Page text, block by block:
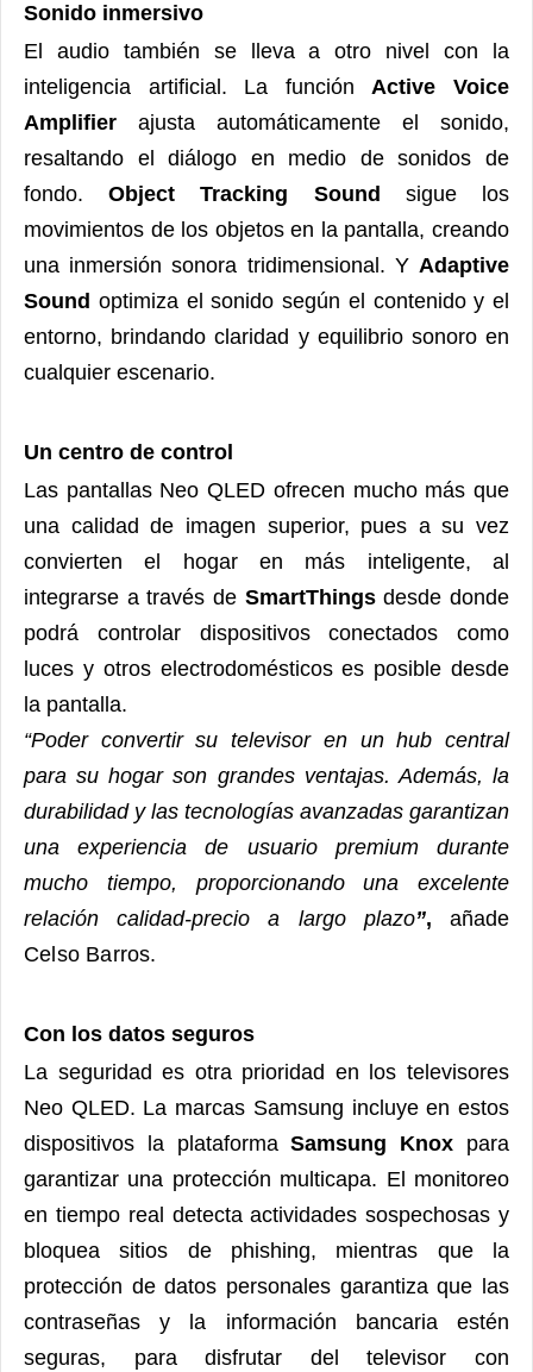
Sonido inmersivo
El audio también se lleva a otro nivel con la
inteligencia artificial. La funciónActive Voice
Amplifier ajusta automáticamente el sonido,
resaltando el diálogo en medio de sonidos de
fondo.Object Tracking Sound
sigue los
movimientos de los objetos en la pantalla, creando
una inmersión sonora tridimensional. Y Adaptive
Sound optimiza el sonido según el contenido y el
entorno, brindando claridad y equilibrio sonoro en
cualquier escenario.
Un centro de control
Las pantallas Neo QLED ofrecen mucho más que
una calidad de imagen superior, pues a su vez
convierten el hogar en más inteligente, al
integrarse a través de SmartThingsdesde donde
podrá controlar dispositivos conectados como
luces y otros electrodomésticos es posible desde
la pantalla.
“Poder convertir su televisor en un hub central
para su hogar son grandes ventajas. Además, la
durabilidad y las tecnologías avanzadas garantizan
una experiencia de usuario premium durante
mucho tiempo, proporcionando una excelente
relación calidad-precio a largo plazo”,añade
Celso Barros.
Con los datos seguros
La seguridad es otra prioridad en los televisores
Neo QLED. La marcas Samsung incluye en estos
dispositivos la plataformaSamsung Knox para
garantizar una protección multicapa. El monitoreo
en tiempo real detecta actividades sospechosas y
bloquea sitios de phishing, mientras que la
protección de datos personales garantiza que las
contraseñas y la información bancaria estén
seguras, para disfrutar del televisor con